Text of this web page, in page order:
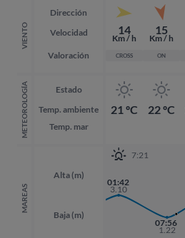
VIENTO
Dirección
Velocidad
Valoración
METEOROLOGÍA
Estado
Temp. ambiente
Temp. mar
MAREAS
Alta (m)
Baja (m)
14
Km / h
CROSS
21 ºC
15
Km / h
ON
22 ºC
7:21
19:25
01:42
3.10
07:56
1.22